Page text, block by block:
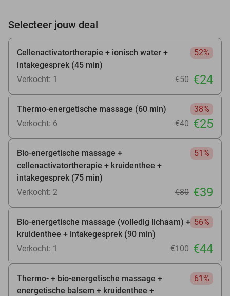
Selecteer jouw deal
Cellenactivatortherapie + ionisch water +
intakegesprek (45 min)
52%
Verkocht: 1 €50 €24
Thermo-energetische massage (60 min)
38%
Verkocht: 6
€40 €25
Bio-energetische massage +
cellenactivatortherapie + kruidenthee +
intakegesprek (75 min)
51%
Verkocht: 2 €80 €39
Bio-energetische massage (volledig lichaam) +
kruidenthee + intakegesprek (90 min)
56%
Verkocht: 1 €100 €44
Thermo- + bio-energetische massage +
energetische balsem + kruidenthee +
61%